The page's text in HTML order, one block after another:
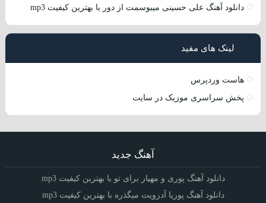
دانلود آهنگ علی حسینی میبوسمت از دور با بهترین کیفیت mp3
لینک های مفید
هاست وردپرس
پخش سراسری موزیک در سایت
آهنگ جدید
دانلود آهنگ پوری و مهیار برای تو با بهترین کیفیت mp3
دانلود آهنگ پوریا آدرویت میگذره با بهترین کیفیت mp3